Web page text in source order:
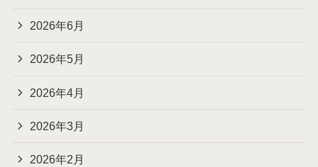
2026年6月
2026年5月
2026年4月
2026年3月
2026年2月